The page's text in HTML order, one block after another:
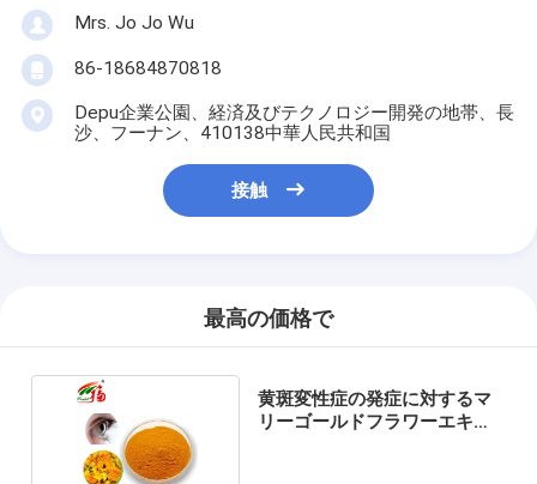
Mrs. Jo Jo Wu
86-18684870818
Depu企業公園、経済及びテクノロジー開発の地帯、長
沙、フーナン、410138中華人民共和国
接触
最高の価格で
黄斑変性症の発症に対するマ
リーゴールドフラワーエキス